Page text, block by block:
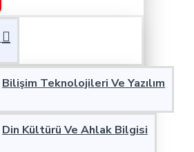
Bilişim Teknolojileri Ve Yazılım
Din Kültürü Ve Ahlak Bilgisi